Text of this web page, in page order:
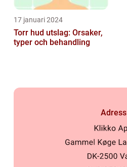
17 januari 2024
Torr hud utslag: Orsaker,
typer och behandling
Adress